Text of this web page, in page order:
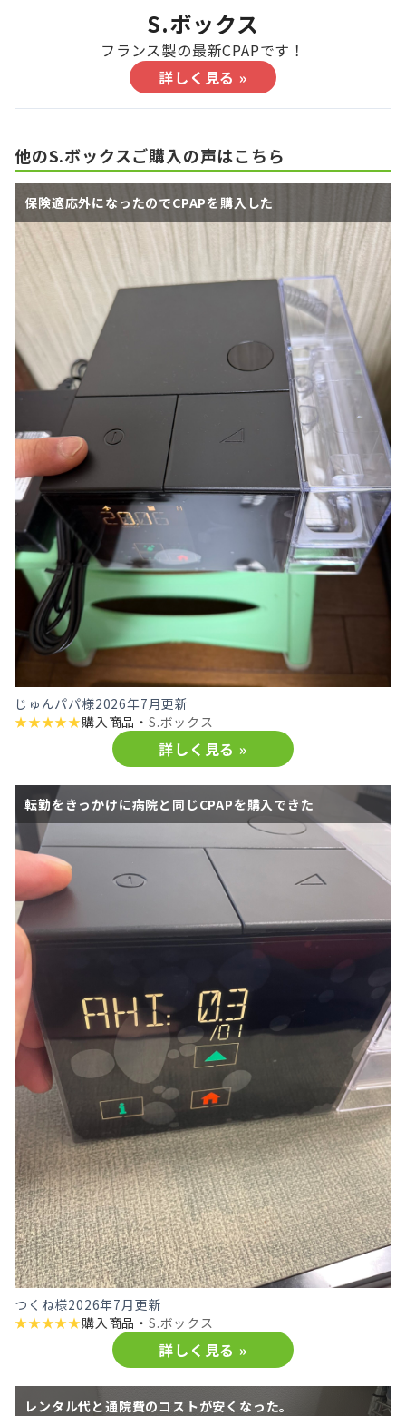
S.ボックス
フランス製の最新CPAPです！
詳しく見る »
他のS.ボックスご購入の声はこちら
保険適応外になったのでCPAPを購入した
じゅんパパ様2026年7月更新
★★★★★購入商品・S.ボックス
詳しく見る »
転勤をきっかけに病院と同じCPAPを購入できた
つくね様2026年7月更新
★★★★★購入商品・S.ボックス
詳しく見る »
レンタル代と通院費のコストが安くなった。